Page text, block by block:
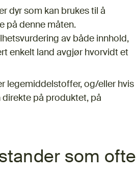
dyr som kan brukes til å
på denne måten.
av både innhold,
enkelt land avgjør hvorvidt et
legemiddelstoffer, og/eller hvis
direkte på produktet, på
som ofte